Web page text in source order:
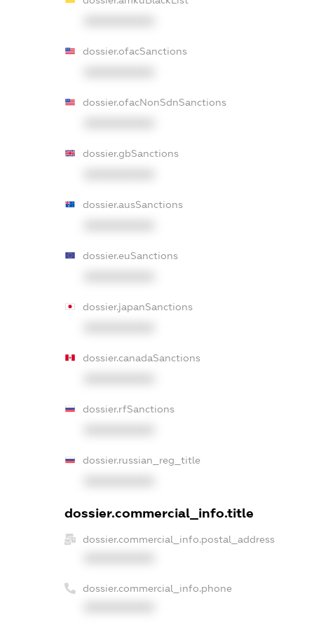
dossier.ofacSanctions
dossier.ofacNonSdnSanctions
dossier.gbSanctions
dossier.ausSanctions
dossier.euSanctions
dossier.japanSanctions
dossier.canadaSanctions
dossier.rfSanctions
dossier.russian_reg_title
dossier.commercial_info.title
dossier.commercial_info.postal_address
dossier.commercial_info.phone